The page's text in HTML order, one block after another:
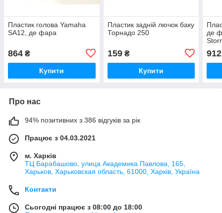
Пластик голова Yamaha
SA12, де фара
864 ₴
Купити
Пластик задній лючок баку
Торнадо 250
159₴
Купити
де
912
Про нас
94% позитивних з 386 відгуків за рік
Працює з 04.03.2021
м. Харків
ТЦ Барабашово, улица Академика Павлова, 165,
Харьков, Харьковская область, 61000, Харків, Україна
Контакти
Сьогодні працює з 08:00 до 18:00